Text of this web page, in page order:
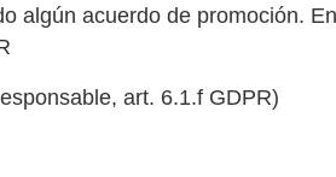
algún acuerdo de promoción.
art. 6.1.f GDPR)